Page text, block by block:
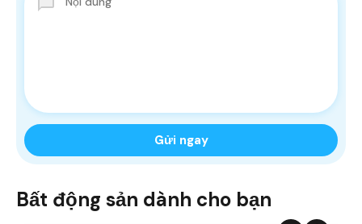
Bất động sản dành cho bạn